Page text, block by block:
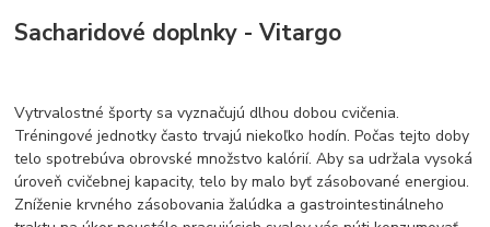
Sacharidové doplnky - Vitargo
Vytrvalostné športy sa vyznačujú dlhou dobou cvičenia.
Tréningové jednotky často trvajú niekoľko hodín. Počas tejto doby
telo spotrebúva obrovské množstvo kalórií. Aby sa udržala vysoká
úroveň cvičebnej kapacity, telo by malo byť zásobované energiou.
Zníženie krvného zásobovania žalúdka a gastrointestinálneho